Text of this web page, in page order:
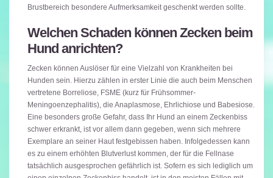
Brustbereich besondere Aufmerksamkeit geschenkt werden sollte.
Welchen Schaden können Zecken beim
Hund anrichten?
Zecken können Auslöser für eine Vielzahl von Krankheiten bei
Hunden sein. Hierzu zählen in erster Linie die auch beim Menschen
vertretene Borreliose, FSME (kurz für Frühsommer-
Meningoenzephalitis), die Anaplasmose, Ehrlichiose und Babesiose.
Eine besonders große Gefahr, dass Ihr Hund an einem Zeckenbiss
schwer erkrankt, ist vor allem dann gegeben, wenn sich mehrere
Exemplare an seiner Haut festgebissen haben. Infolgedessen kann
es zu einem erhöhten Blutverlust kommen, der für die Fellnase
tatsächlich ausgesprochen gefährlich ist. Sofern es sich lediglich um